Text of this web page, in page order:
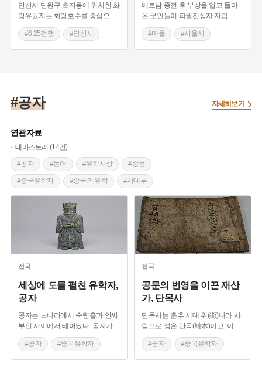
#남자현
안산시 단원구 초지동에 위치한 화
랑유원지는 화랑호수를 중심으
#6.25전쟁 #안산시
#국가유공자
#화랑유원지
베트남 종전 후 부상을 입고 돌아
온 군인들이 파월전상자 자립
#마을 #서울시
#국가유공자
#공자
연관자료
테마스토리 (14건)
#공자
#논어 #유학사상 #중용
#중국유학자 #중국의 유학 #사대부
#조선시대 풍속 #동국18현 #소수서원
#유교 #회헌
#주자학자 #공자행단현가도
#설총 #전주향교 #대성전 #주자
#석전대제 #공자상
#서울 문묘 대성전 #승조 6현 #명현 18인
#명륜당 #유교경전 #안유
#백록동서원 #자사 #송학 #도학
#누각 #향교 #태인향교
자세히보기
전국
세상에 도를 펼친 유학자,
공자
공자는 노나라에서 숙량흘과 안씨
부인 사이에서 태어났다. 공자가...
#공자 #중국유학자
#중국의 유학
전국
공문의 번영을 이끈 재산
가, 단목사
단목사는 춘추 시대 위(衛)나라 사
람으로 성은 단목(端木)이고, 이
#공자 #중국유학자